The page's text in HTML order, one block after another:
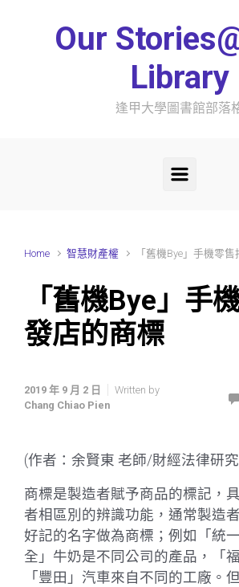
Our
Library
逢甲大學圖書館部落
Home 智慧財產權 「舊機Bye」手機零
「舊機Bye」手
發店的商標
2019 年 9 月 2 日
Written by
Chang Chiao Pien
(作者：余賢東 老師/財經法律研
商標是製造者賦予商品的標記，
者相區別的辨識功能，通常製造
好記的名字做為商標；例如「統
全」牛奶是不同公司的產品，「
「豐田」汽車來自不同的工廠。